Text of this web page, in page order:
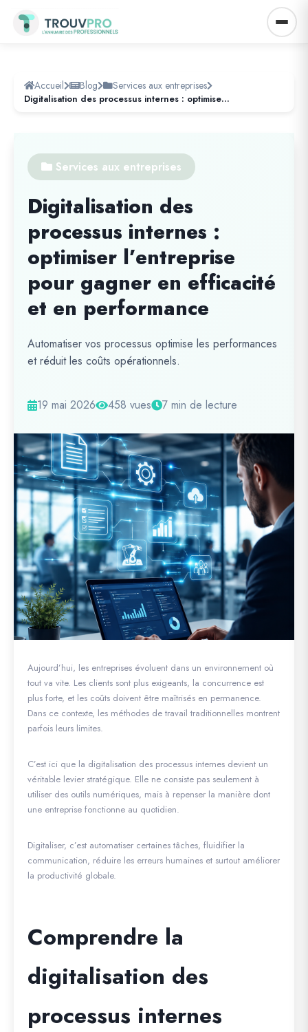
Accueil Blog Services aux entreprises
Digitalisation des processus internes : optimiser l’entreprise pour gagner en efficacité et en performance
Services aux entreprises
Digitalisation des
processus internes :
optimiser l’entreprise
pour gagner en efficacité
et en performance
Automatiser vos processus optimise les performances
et réduit les coûts opérationnels.
19 mai 2026 458 vues 7 min de lecture
Aujourd’hui, les entreprises évoluent dans un environnement où
tout va vite. Les clients sont plus exigeants, la concurrence est
plus forte, et les coûts doivent être maîtrisés en permanence.
Dans ce contexte, les méthodes de travail traditionnelles montrent
parfois leurs limites.
C’est ici que la digitalisation des processus internes devient un
véritable levier stratégique. Elle ne consiste pas seulement à
utiliser des outils numériques, mais à repenser la manière dont
une entreprise fonctionne au quotidien.
Digitaliser, c’est automatiser certaines tâches, fluidifier la
communication, réduire les erreurs humaines et surtout améliorer
la productivité globale.
Comprendre la
digitalisation des
processus internes